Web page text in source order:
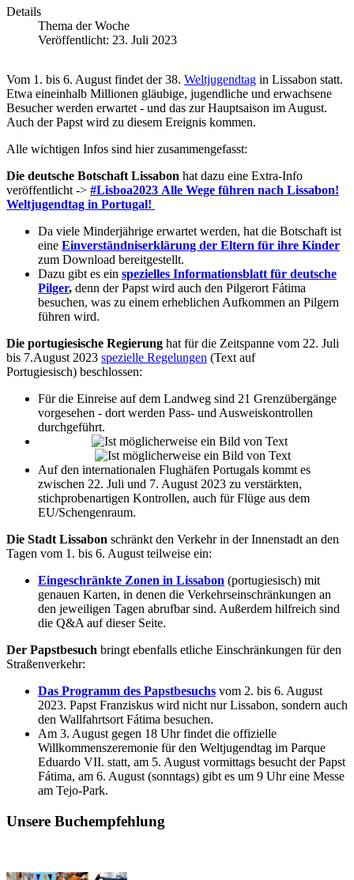
Details
Thema der Woche
Veröffentlicht: 23. Juli 2023
Vom 1. bis 6. August findet der 38. Weltjugendtag in Lissabon statt.
Etwa eineinhalb Millionen gläubige, jugendliche und erwachsene
Besucher werden erwartet - und das zur Hauptsaison im August.
Auch der Papst wird zu diesem Ereignis kommen.
Alle wichtigen Infos sind hier zusammengefasst:
Die deutsche Botschaft Lissabon hat dazu eine Extra-Info
veröffentlicht -> #Lisboa2023 Alle Wege führen nach Lissabon!
Weltjugendtag in Portugal!
Da viele Minderjährige erwartet werden, hat die Botschaft ist
eine Einverständniserklärung der Eltern für ihre Kinder
zum Download bereitgestellt.
Dazu gibt es ein spezielles Informationsblatt für deutsche
Pilger, denn der Papst wird auch den Pilgerort Fátima
besuchen, was zu einem erheblichen Aufkommen an Pilgern
führen wird.
Die portugiesische Regierung hat für die Zeitspanne vom 22. Juli
bis 7.August 2023 spezielle Regelungen (Text auf
Portugiesisch) beschlossen:
Für die Einreise auf dem Landweg sind 21 Grenzübergänge
vorgesehen - dort werden Pass- und Ausweiskontrollen
durchgeführt.
Auf den internationalen Flughäfen Portugals kommt es
zwischen 22. Juli und 7. August 2023 zu verstärkten,
stichprobenartigen Kontrollen, auch für Flüge aus dem
EU/Schengenraum.
Die Stadt Lissabon schränkt den Verkehr in der Innenstadt an den
Tagen vom 1. bis 6. August teilweise ein:
Eingeschränkte Zonen in Lissabon (portugiesisch) mit
genauen Karten, in denen die Verkehrseinschränkungen an
den jeweiligen Tagen abrufbar sind. Außerdem hilfreich sind
die Q&A auf dieser Seite.
Der Papstbesuch bringt ebenfalls etliche Einschränkungen für den
Straßenverkehr:
Das Programm des Papstbesuchs vom 2. bis 6. August
2023. Papst Franziskus wird nicht nur Lissabon, sondern auch
den Wallfahrtsort Fátima besuchen.
Am 3. August gegen 18 Uhr findet die offizielle
Willkommenszeremonie für den Weltjugendtag im Parque
Eduardo VII. statt, am 5. August vormittags besucht der Papst
Fátima, am 6. August (sonntags) gibt es um 9 Uhr eine Messe
am Tejo-Park.
Unsere Buchempfehlung